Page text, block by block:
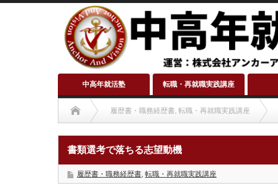
中高年就活塾 転職・再就職実践講座
履歴書・職務経歴書, 転職・再就職実践講座
書類選考で落ちる志望動機
履歴書・職務経歴書, 転職・再就職実践講座